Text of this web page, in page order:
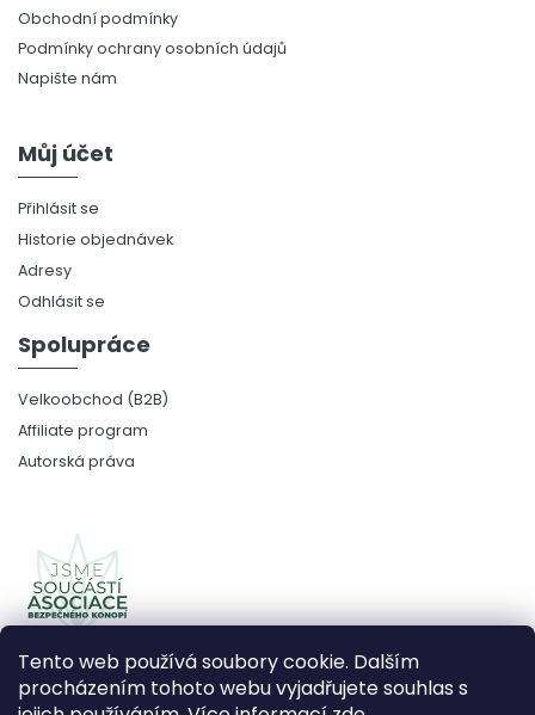
Tento web používá soubory cookie. Dalším
procházením tohoto webu vyjadřujete souhlas s
Obchodní podmínky
Podmínky ochrany osobních údajů
Napište nám
Můj účet
Přihlásit se
Historie objednávek
Adresy
Odhlásit se
Spolupráce
Velkoobchod (B2B)
Affiliate program
Autorská práva